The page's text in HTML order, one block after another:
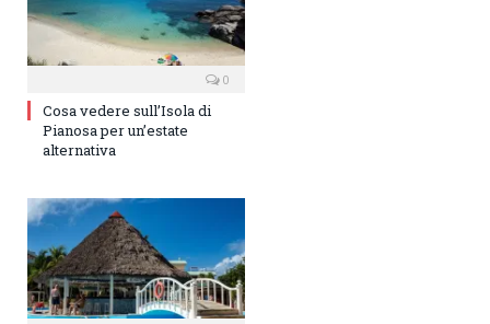
0
Cosa vedere sull’Isola di
Pianosa per un’estate
alternativa